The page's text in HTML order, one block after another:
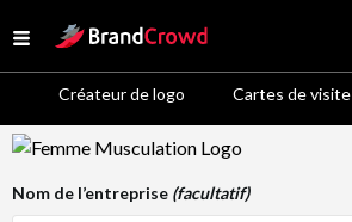
Open menu
Site Logo
Créateur de logo Cartes de visite
Logo Template Preview
Nom de l’entreprise (facultatif)